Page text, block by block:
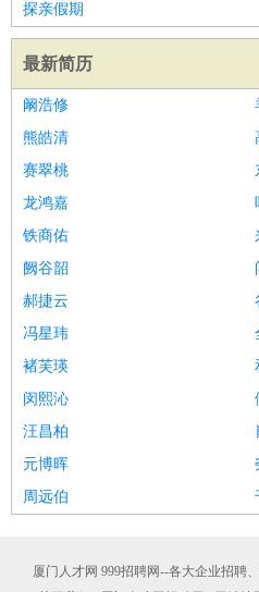
探亲假期
最新简历
阚浩修
熊皓清
赛翠桃
龙鸿嘉
铁商佑
阙谷韶
郝捷云
冯星玮
褚芙瑛
闵熙沁
汪昌柏
元博晖
周远伯
厦门人才网 999招聘网--各大企业招聘